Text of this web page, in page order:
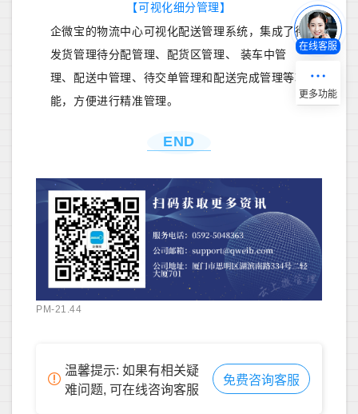
【可视化细分管理】
企微宝的物流中心可视化配送管理系统，集成了待
发货管理待分配管理、配货区管理、 装车中管
理、配送中管理、待交单管理和配送完成管理等功
能，方便进行精准管理。
END
PM-21.44
温馨提示: 如果有相关疑
难问题, 可在线咨询客服
免费咨询客服
在线客服